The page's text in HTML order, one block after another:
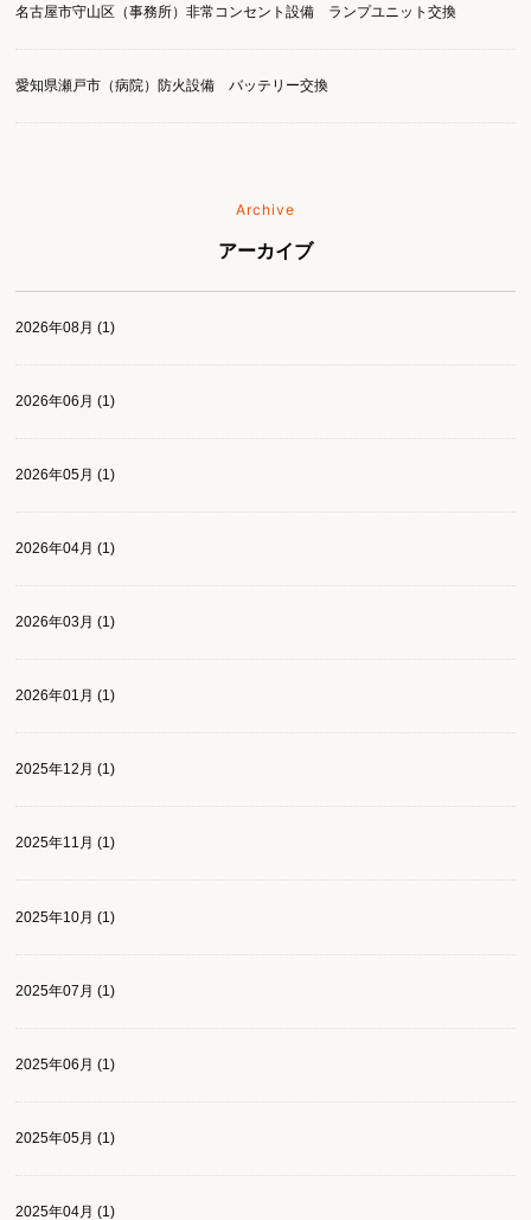
名古屋市守山区（事務所）非常コンセント設備 ランプユニット交換
愛知県瀬戸市（病院）防火設備 バッテリー交換
Archive
アーカイブ
2026年08月 (1)
2026年06月 (1)
2026年05月 (1)
2026年04月 (1)
2026年03月 (1)
2026年01月 (1)
2025年12月 (1)
2025年11月 (1)
2025年10月 (1)
2025年07月 (1)
2025年06月 (1)
2025年05月 (1)
2025年04月 (1)